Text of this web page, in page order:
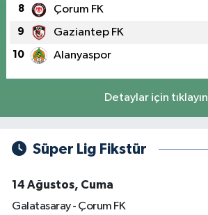
8 Çorum FK
9 Gaziantep FK
10 Alanyaspor
Detaylar için tıklayın
Süper Lig Fikstür
14 Ağustos, Cuma
Galatasaray - Çorum FK